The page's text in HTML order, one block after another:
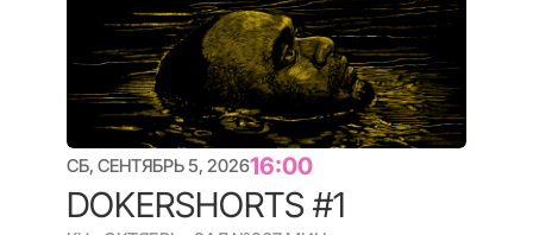
ЛЕОНИДА ТИШКОВА /
МУЗЗЗЛО / ГАРКУША
КЦ «ОКТЯБРЬ» ЗАЛ №9
80 МИН
Искусство без границ: от миров Тишкова до
откровений Гаркуши
ДОКЕР АРТQ&A
Купить билет
Подробнее